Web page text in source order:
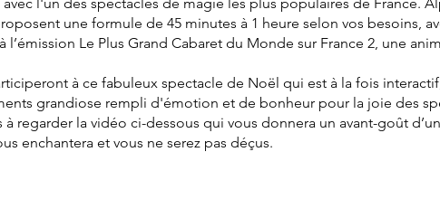
une formule de 45 minutes à 1 heure selon vos besoins,
l’émission Le Plus Grand Cabaret du Monde sur France 2, une
à ce fabuleux spectacle de Noël qui est à la fois
grandiose rempli d'émotion et de bonheur pour la joie des
à regarder la vidéo ci-dessous qui vous donnera un avant-goût
enchantera et vous ne serez pas déçus.